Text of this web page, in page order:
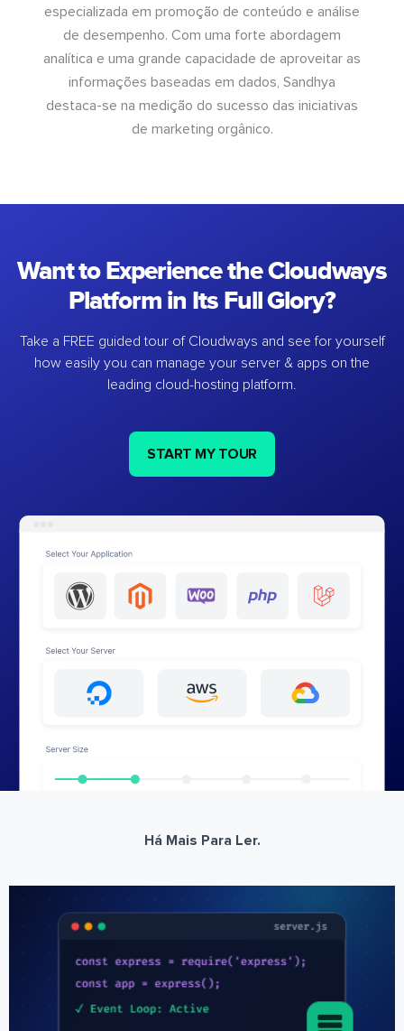
especializada em promoção de conteúdo e análise
de desempenho. Com uma forte abordagem
analítica e uma grande capacidade de aproveitar as
informações baseadas em dados, Sandhya
destaca-se na medição do sucesso das iniciativas
de marketing orgânico.
Want to Experience the Cloudways
Platform in Its Full Glory?
Take a FREE guided tour of Cloudways and see for yourself
how easily you can manage your server & apps on the
leading cloud-hosting platform.
START MY TOUR
Há Mais Para Ler.